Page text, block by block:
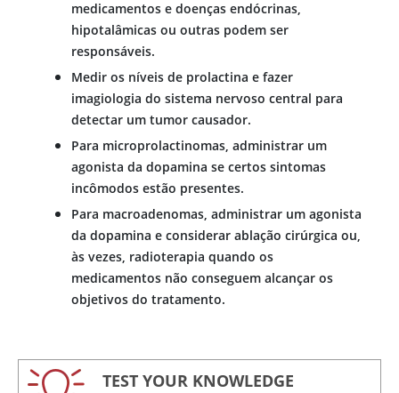
medicamentos e doenças endócrinas,
hipotalâmicas ou outras podem ser
responsáveis.
Medir os níveis de prolactina e fazer
imagiologia do sistema nervoso central para
detectar um tumor causador.
Para microprolactinomas, administrar um
agonista da dopamina se certos sintomas
incômodos estão presentes.
Para macroadenomas, administrar um agonista
da dopamina e considerar ablação cirúrgica ou,
às vezes, radioterapia quando os
medicamentos não conseguem alcançar os
objetivos do tratamento.
TEST YOUR KNOWLEDGE